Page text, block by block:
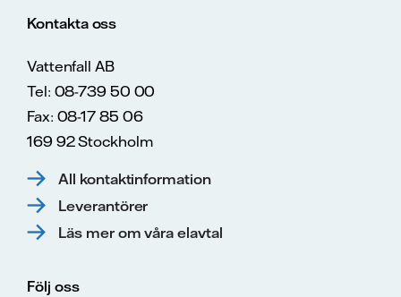
Kontakta oss
Vattenfall AB
Tel: 08-739 50 00
Fax: 08-17 85 06
169 92 Stockholm
All kontaktinformation
Leverantörer
Läs mer om våra elavtal
Följ oss